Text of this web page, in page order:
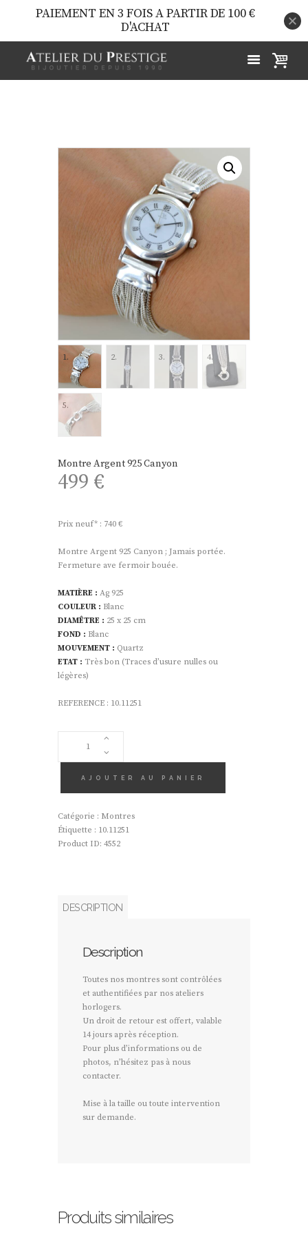
Montre Argent 925 Canyon
499 €
Prix neuf* : 740 €
Montre Argent 925 Canyon ; Jamais portée.
Fermeture ave fermoir bouée.
MATIÈRE : Ag 925
COULEUR : Blanc
DIAMÊTRE : 25 x 25 cm
FOND : Blanc
MOUVEMENT : Quartz
ETAT : Très bon (Traces d’usure nulles ou
légères)
REFERENCE : 10.11251
QUANTITÉ
MONTRE
ARGENT
925
AJOUTER AU PANIER
Catégorie : Montres
Étiquette : 10.11251
Product ID: 4552
DESCRIPTION
Description
Toutes nos montres sont contrôlées
et authentifiées par nos ateliers
horlogers.
Un droit de retour est offert, valable
14 jours après réception.
Pour plus d’informations ou de
photos, n’hésitez pas à nous
contacter.
Mise à la taille ou toute intervention
sur demande.
Produits similaires
PAIEMENT EN 3 FOIS A PARTIR DE 100 €
D'ACHAT